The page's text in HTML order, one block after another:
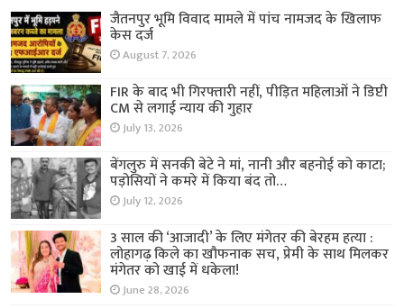
जैतनपुर भूमि विवाद मामले में पांच नामजद के खिलाफ
केस दर्ज
August 7, 2026
FIR के बाद भी गिरफ्तारी नहीं, पीड़ित महिलाओं ने डिप्टी
CM से लगाई न्याय की गुहार
July 13, 2026
बेंगलुरु में सनकी बेटे ने मां, नानी और बहनोई को काटा;
पड़ोसियों ने कमरे में किया बंद तो…
July 12, 2026
3 साल की ‘आजादी’ के लिए मंगेतर की बेरहम हत्या :
लोहागढ़ किले का खौफनाक सच, प्रेमी के साथ मिलकर
मंगेतर को खाई में धकेला!
June 28, 2026